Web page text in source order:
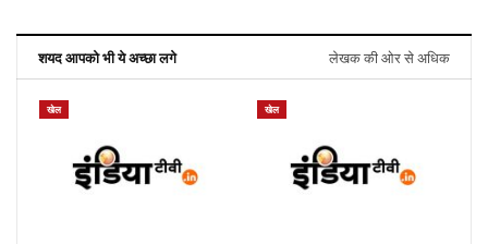
शयद आपको भी ये अच्छा लगे लेखक की ओर से अधिक
खेल खेल